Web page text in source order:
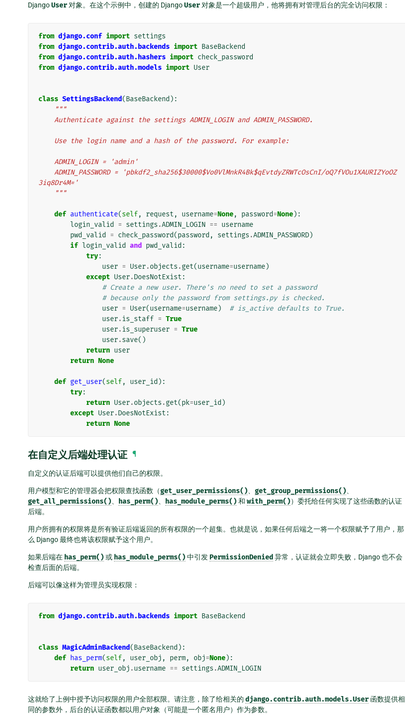
DjangoUser 对象。在这个示例中，创建的 DjangoUser 对象是一个超级用户，他将拥有对管理后台的完全访问权限：
from django.conf import settings
from django.contrib.auth.backends import BaseBackend
from django.contrib.auth.hashers import check_password
from django.contrib.auth.models import User
class SettingsBackend(BaseBackend ):
"""
    Authenticate against the settings ADMIN_LOGIN and ADMIN_PASSWORD.
    Use the login name and a hash of the password. For example:
    ADMIN_LOGIN = 'admin'
3iq8Dr4M='
    """
def authenticate(self, request , username=None, password=None):
login_valid
= settings .ADMIN_LOGIN == username
pwd_valid
= check_password(password , settings .ADMIN_PASSWORD)
if login_valid and pwd_valid :
try:
user = User.objects .get(username=username)
except User.DoesNotExist :
# Create a new user. There's no need to set a password
# because only the password from settings.py is checked.
user = User(username=username)
# is_active defaults to True.
user.is_staff = True
user.is_superuser = True
user.save()
return user
return None
def get_user(self, user_id ):
try:
return User.objects .get(pk=user_id )
except User.DoesNotExist :
return None
在自定义后端处理认证 ¶
自定义的认证后端可以提供他们自己的权限。
用户模型和它的管理器会把权限查找函数（get_user_permissions() get_group_permissions()
get_all_permissions() has_perm() has_module_perms() 和 with_perm()）委托给任何实现了这些函数的认证
后端。
用户所拥有的权限将是所有验证后端返回的所有权限的一个超集。也就是说，如果任何后端之一将一个权限赋予了用户，那
么 Django 最终也将该权限赋予这个用户。
如果后端在 has_perm() 或 has_module_perms() 中引发PermissionDenied 异常，认证就会立即失败，Django 也不会
检查后面的后端。
后端可以像这样为管理员实现权限：
from django.contrib.auth.backends import BaseBackend
class MagicAdminBackend(BaseBackend ):
def has_perm(self, user_obj , perm, obj=None):
return user_obj .username == settings .ADMIN_LOGIN
这就给了上例中授予访问权限的用户全部权限。请注意，除了给相关的 django.contrib.auth.models.User 函数提供相
同的参数外，后台的认证函数都以用户对象（可能是一个匿名用户）作为参数。